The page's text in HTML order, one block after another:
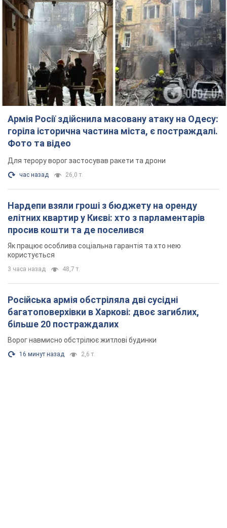
Армія Росії здійснила масовану атаку на Одесу:
горіла історична частина міста, є постраждалі.
Фото та відео
Для терору ворог застосував ракети та дрони
час назад 26,0 т.
Нардепи взяли гроші з бюджету на оренду
елітних квартир у Києві: хто з парламентарів
просив кошти та де поселився
Як працює особлива соціальна гарантія та хто нею
користується
3 часа назад 48,7 т.
Російська армія обстріляла дві сусідні
багатоповерхівки в Харкові: двоє загиблих,
більше 20 постраждалих
Ворог навмисно обстрілює житлові будинки
16 минут назад 2,6 т.